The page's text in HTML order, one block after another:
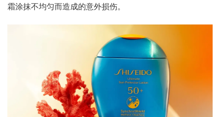
霜涂抹不均匀而造成的意外损伤。